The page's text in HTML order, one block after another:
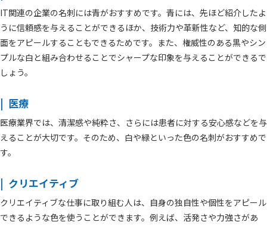
IT関連の企業の名刺には青がおすすめです。青には、先ほど紹介したよ
うに信頼感を与えることができるほか、技術力や革新性など、知的な側
面をアピールすることもできるためです。また、権威性のある黒やシン
プルな白と組み合わせることでシャープな印象を与えることができるで
しょう。
医療
医療業界では、清潔感や純粋さ、さらには患者に対する安心感などを与
えることが大切です。そのため、白や緑といった色の名刺がおすすめで
す。
クリエイティブ
クリエイティブな仕事に取り組む人は、自身の独自性や個性をアピール
できるような色を使うことができます。例えば、活発さや力強さがあ